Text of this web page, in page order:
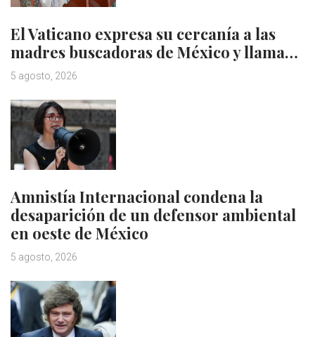
El Vaticano expresa su cercanía a las
madres buscadoras de México y llama…
5 agosto, 2026
Amnistía Internacional condena la
desaparición de un defensor ambiental
en oeste de México
5 agosto, 2026